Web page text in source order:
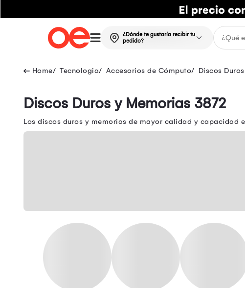
¿Dónde te gustaría recibir tu
pedido?
Tecnologia Accesorios de Cómputo Discos
Discos Duros y Memorias 3872
Los discos duros y memorias de mayor calidad y capacidad